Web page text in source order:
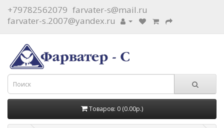
+79782562079 farvater-s@mail.ru
farvater-s.2007@yandex.ru
Товаров: 0 (0.00р.)